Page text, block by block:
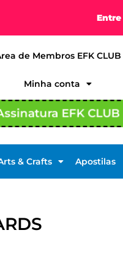
Entre
de Membros EFK CLUB
Minha conta
EFK CLUB
& Crafts Apostilas